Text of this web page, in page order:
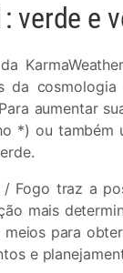
verde e
da
aumentar
*) ou também
Fogo traz a
mais
para
e